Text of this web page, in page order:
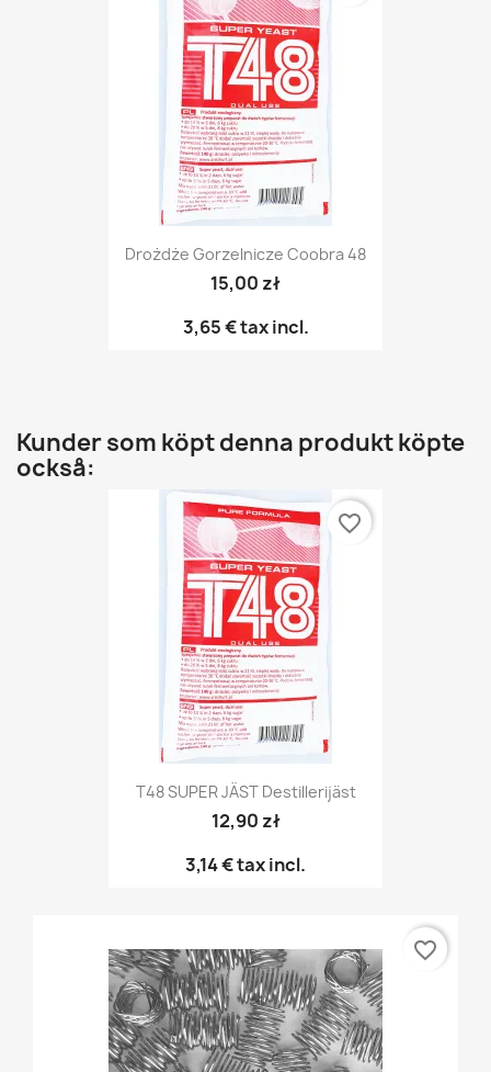
Drożdże Gorzelnicze Coobra 48
15,00 zł
3,65 €tax incl.
Kunder som köpt denna produkt köpte
också:
T48 SUPER JÄST Destillerijäst
12,90 zł
3,14 €tax incl.
favorite_border
favorite_border